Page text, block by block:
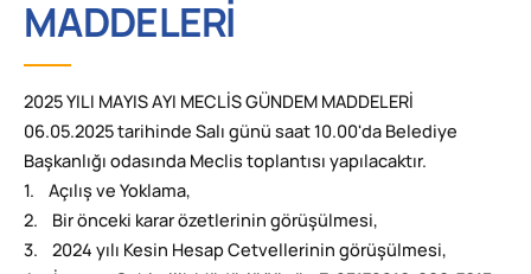
MADDELERİ
2025 YILI MAYIS AYI MECLİS GÜNDEM MADDELERİ
06.05.2025 tarihinde Salı günü saat 10.00'da Belediye
Başkanlığı odasında Meclis toplantısı yapılacaktır.
1. Açılış ve Yoklama,
2. Bir önceki karar özetlerinin görüşülmesi,
3. 2024 yılı Kesin Hesap Cetvellerinin görüşülmesi,